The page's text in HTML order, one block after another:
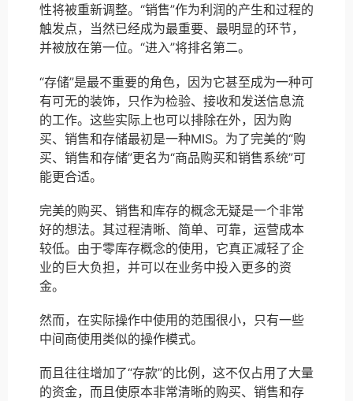
性将被重新调整。“销售”作为利润的产生和过程的
触发点，当然已经成为最重要、最明显的环节，
并被放在第一位。“进入”将排名第二。
“存储”是最不重要的角色，因为它甚至成为一种可
有可无的装饰，只作为检验、接收和发送信息流
的工作。这些实际上也可以排除在外，因为购
买、销售和存储最初是一种MIS。为了完美的“购
买、销售和存储”更名为“商品购买和销售系统”可
能更合适。
完美的购买、销售和库存的概念无疑是一个非常
好的想法。其过程清晰、简单、可靠，运营成本
较低。由于零库存概念的使用，它真正减轻了企
业的巨大负担，并可以在业务中投入更多的资
金。
然而，在实际操作中使用的范围很小，只有一些
中间商使用类似的操作模式。
而且往往增加了“存款”的比例，这不仅占用了大量
的资金，而且使原本非常清晰的购买、销售和存